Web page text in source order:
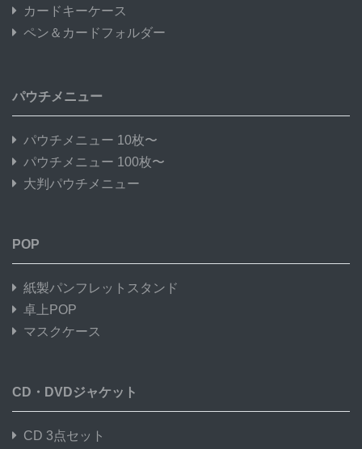
カードキーケース
ペン＆カードフォルダー
パウチメニュー
パウチメニュー 10枚〜
パウチメニュー 100枚〜
大判パウチメニュー
POP
紙製パンフレットスタンド
卓上POP
マスクケース
CD・DVDジャケット
CD 3点セット